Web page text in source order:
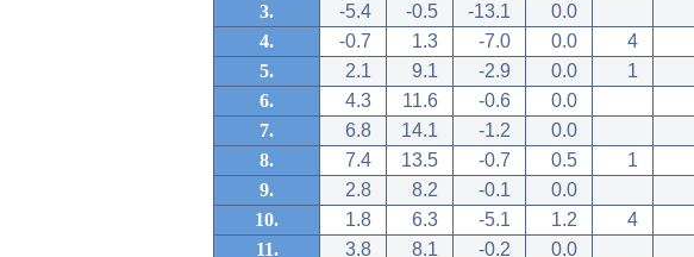
3.
-5.4 -0.5 -13.1
0.0
4.
-0.7 1.3 -7.0 0.0
4
5.
2.1 9.1 -2.9 0.0
1
6.
4.3 11.6 -0.6
0.0
7.
6.8 14.1 -1.2
0.0
8.
7.4 13.5 -0.7 0.5
1
9.
2.8 8.2 -0.1
0.0
10.
1.8 6.3 -5.1 1.2
4
11.
3.8 8.1 -0.2
0.0